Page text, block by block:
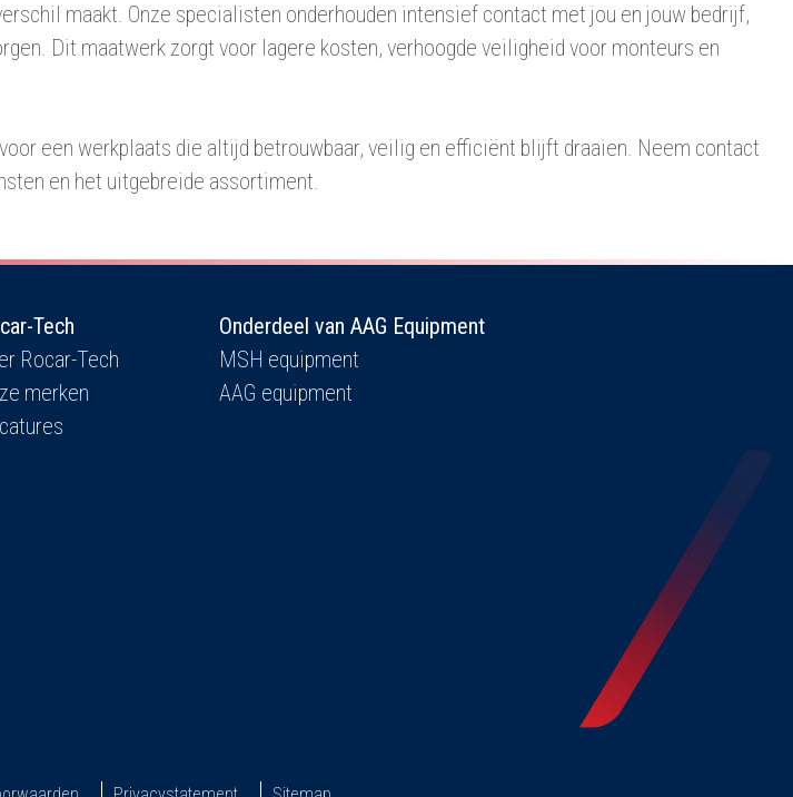
maakt. Onze specialisten onderhouden intensief contact met jou en jouw bedrijf,
Dit maatwerk zorgt voor lagere kosten, verhoogde veiligheid voor monteurs en
een werkplaats die altijd betrouwbaar, veilig en efficiënt blijft draaien. Neem contact
en het uitgebreide assortiment.
Tech
Rocar-Tech
merken
Onderdeel van AAG Equipment
MSH equipment
AAG equipment